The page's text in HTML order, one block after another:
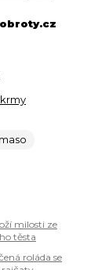
milosti ze
těsta
roláda se